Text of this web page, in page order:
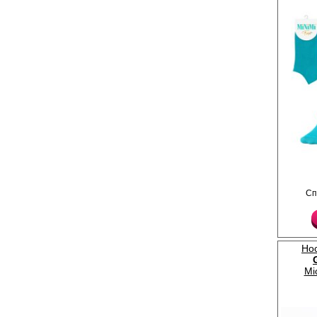
комфортная модель
Удобная резинка,